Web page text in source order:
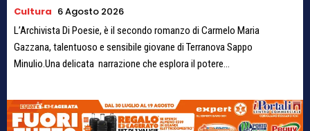
Cultura 6 Agosto 2026
L’Archivista Di Poesie, è il secondo romanzo di Carmelo Maria
Gazzana, talentuoso e sensibile giovane di Terranova Sappo
Minulio.Una delicata narrazione che esplora il potere...